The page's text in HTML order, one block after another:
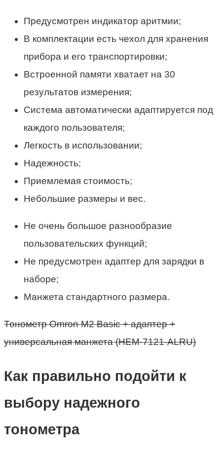
Предусмотрен индикатор аритмии;
В комплектации есть чехол для хранения
прибора и его транспортировки;
Встроенной памяти хватает на 30
результатов измерения;
Система автоматически адаптируется под
каждого пользователя;
Легкость в использовании;
Надежность;
Приемлемая стоимость;
Небольшие размеры и вес.
Не очень большое разнообразие
пользовательских функций;
Не предусмотрен адаптер для зарядки в
наборе;
Манжета стандартного размера.
Тонометр Omron M2 Basic + адаптер +
универсальная манжета (HEM-7121-ALRU)
Как правильно подойти к
выбору надежного
тонометра